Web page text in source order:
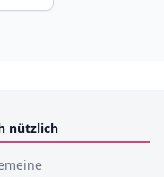
nützlich